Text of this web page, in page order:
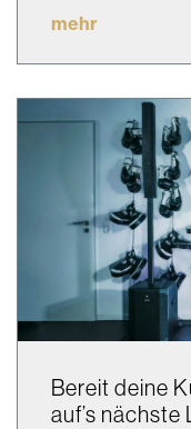
mehr
Bereit deine
auf’s nächste